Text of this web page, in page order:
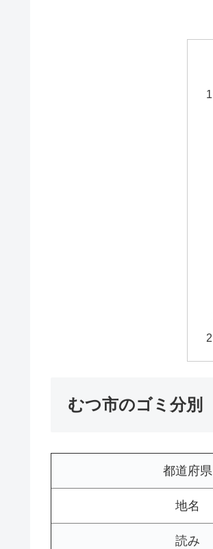
むつ市のゴミ分別
都道府県
地名
読み